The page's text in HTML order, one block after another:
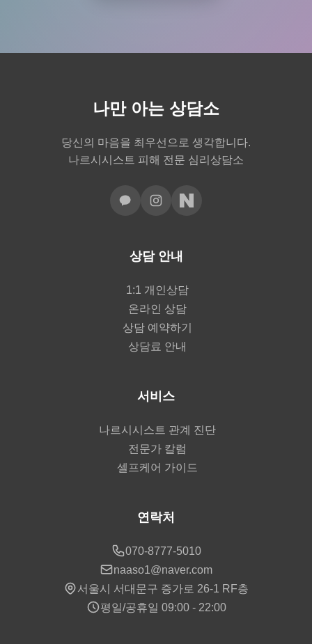
나만 아는 상담소
당신의 마음을 최우선으로 생각합니다.
나르시시스트 피해 전문 심리상담소
상담 안내
1:1 개인상담
온라인 상담
상담 예약하기
상담료 안내
서비스
나르시시스트 관계 진단
전문가 칼럼
셀프케어 가이드
연락처
070-8777-5010
naaso1@naver.com
서울시 서대문구 증가로 26-1 RF층
평일/공휴일 09:00 - 22:00